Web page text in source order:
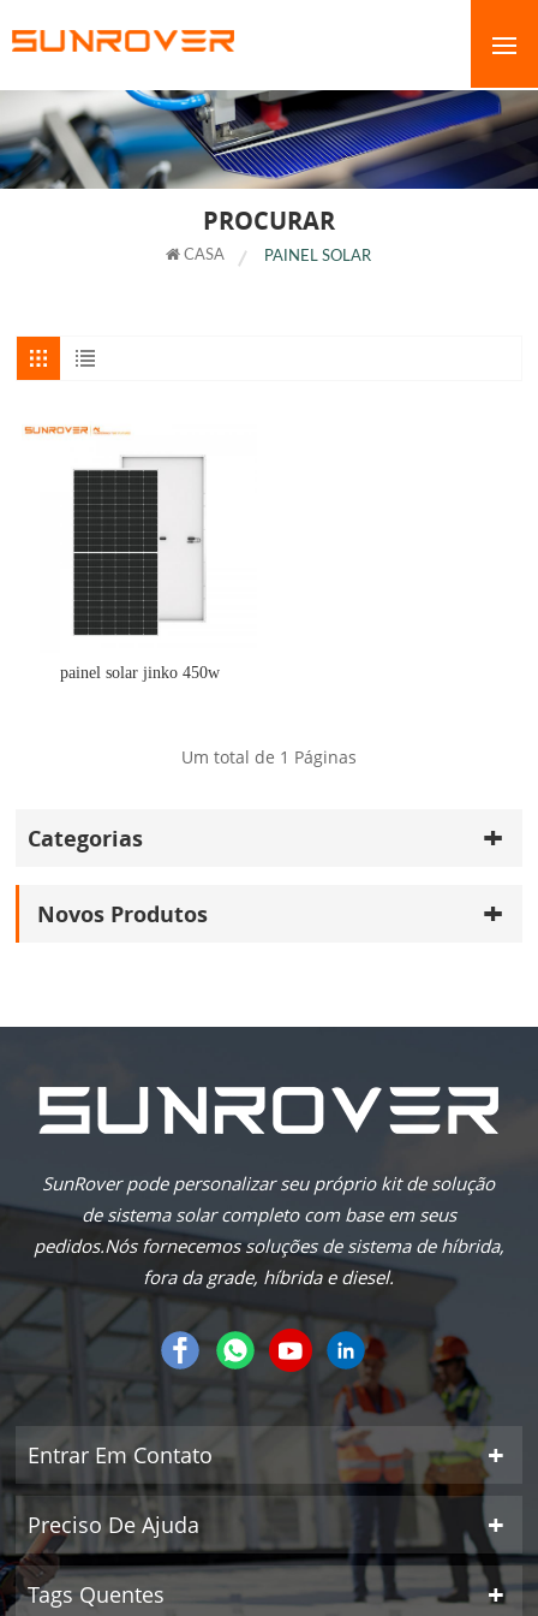
PROCURAR
CASA PAINEL SOLAR
painel solar jinko 450w
Um total de 1 Páginas
Categorias
Novos Produtos
SunRover pode personalizar seu próprio kit de solução
de sistema solar completo com base em seus
pedidos.Nós fornecemos soluções de sistema de híbrida,
fora da grade, híbrida e diesel.
Entrar Em Contato
Preciso De Ajuda
Tags Quentes